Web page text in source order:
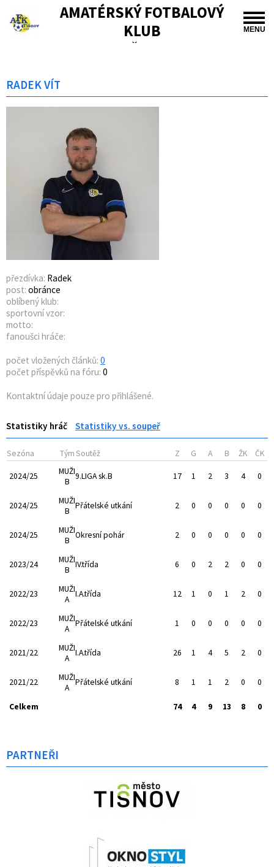
MENU
AMATÉRSKÝ FOTBALOVÝ
KLUB
TIŠNOV
RADEK VÍT
přezdívka: Radek
post: obránce
oblíbený klub:
sportovní vzor:
motto:
fanoušci hráče:
počet vložených článků: 0
počet příspěvků na fóru: 0
Kontaktní údaje pouze pro přihlášené.
Statistiky hráč Statistiky vs. soupeř
Sezóna TýmSoutěž Z G A B ŽK ČK
2024/25
MUŽI
B
9.LIGA sk.B 17 1 2 3 4 0
2024/25
MUŽI
B
Přátelské utkání 2 0 0 0 0 0
2024/25
MUŽI
B
Okresní pohár 2 0 0 0 0 0
2023/24
MUŽI
B
IV.třída 6 0 2 2 0 0
2022/23
MUŽI
A
I.A.třída 12 1 0 1 2 0
2022/23
MUŽI
A
Přátelské utkání 1 0 0 0 0 0
2021/22
MUŽI
A
I.A.třída 26 1 4 5 2 0
2021/22
MUŽI
A
Přátelské utkání 8 1 1 2 0 0
Celkem 74 4 9 13 8 0
PARTNEŘI